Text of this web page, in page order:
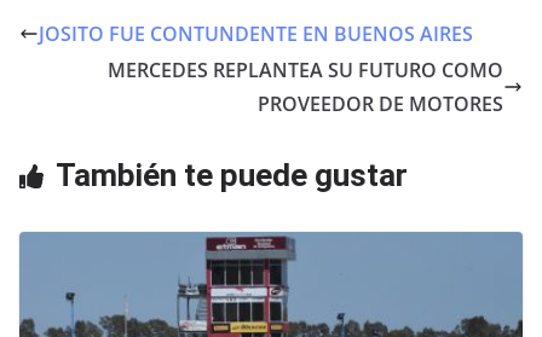
e
b
k
er s
A
JOSITO FUE CONTUNDENTE EN BUENOS AIRES
MERCEDES REPLANTEA SU FUTURO COMO
PROVEEDOR DE MOTORES
También te puede gustar